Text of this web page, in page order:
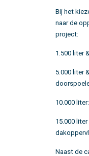
Bij het
naar de
project:
1.500 liter
5.000 liter
10.000 liter:
15.000
Naast de